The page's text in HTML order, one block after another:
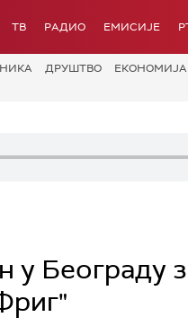
ТВ РАДИО ЕМИСИЈЕ
ДРУШТВО ЕКОНОМИЈА
Београду